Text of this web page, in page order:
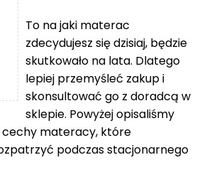
To na jaki materac
zdecydujesz się dzisiaj, będzie
skutkowało na lata. Dlatego
lepiej przemyśleć zakup i
skonsultować go z doradcą w
sklepie. Powyżej opisaliśmy
materacy, które
podczas stacjonarnego